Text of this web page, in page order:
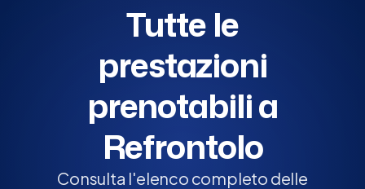
Tutte le
prestazioni
prenotabili a
Refrontolo
Consulta l'elenco completo delle